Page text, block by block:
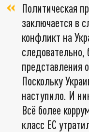
Политическая
заключается в
конфликт на
следовательно,
представления
Поскольку
наступило. И
Всё более
класс ЕС